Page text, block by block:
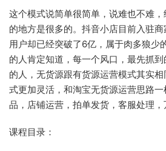
这个模式说简单很简单，说难也不难
的地方是很多的。抖音小店目前入驻
用户却已经突破了6亿，属于肉多狼少
的人肯定知道，每一个风口，最先抓
的人，无货源跟有货源运营模式其实
式更加灵活，和淘宝无货源运营思路
品，店铺运营，拍单发货，客服处理，
课程目录：